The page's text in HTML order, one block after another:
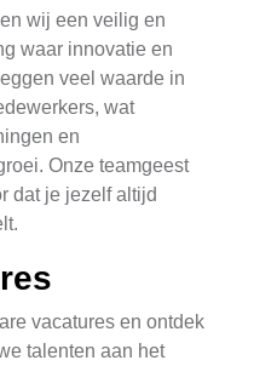
wij een veilig en
waar innovatie en
veel waarde in
wat
en
Onze teamgeest
dat je jezelf altijd
vacatures en ontdek
talenten aan het